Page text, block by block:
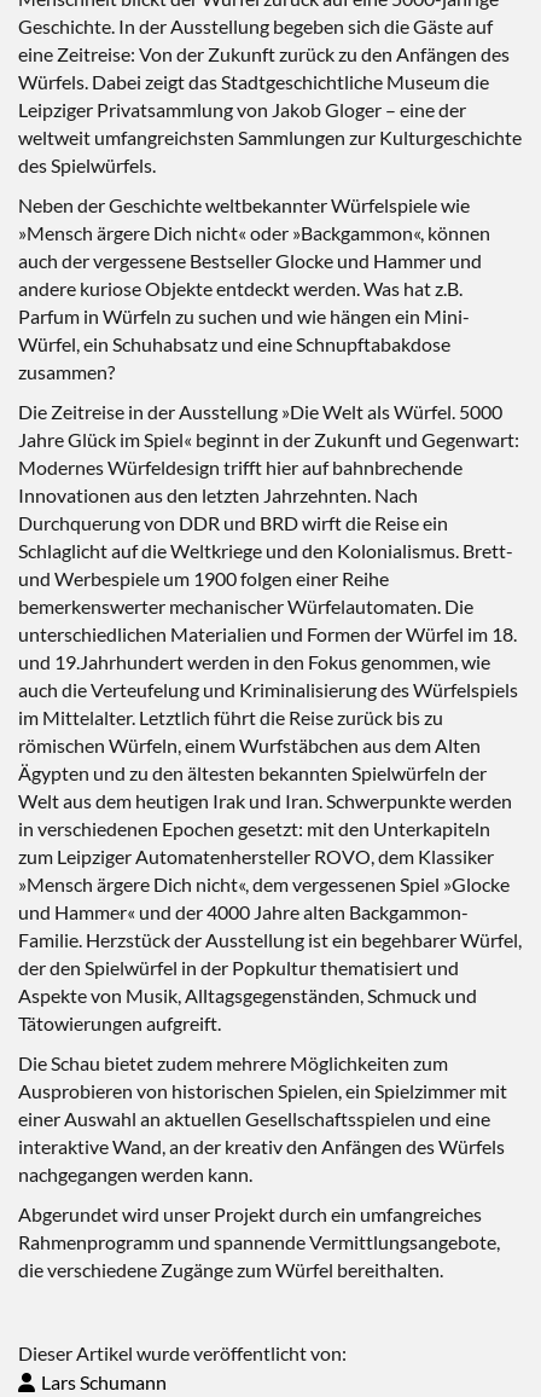
Geschichte. In der Ausstellung begeben sich die Gäste auf
eine Zeitreise: Von der Zukunft zurück zu den Anfängen des
Würfels. Dabei zeigt das Stadtgeschichtliche Museum die
Leipziger Privatsammlung von Jakob Gloger – eine der
weltweit umfangreichsten Sammlungen zur Kulturgeschichte
des Spielwürfels.
Neben der Geschichte weltbekannter Würfelspiele wie
»Mensch ärgere Dich nicht« oder »Backgammon«, können
auch der vergessene Bestseller Glocke und Hammer und
andere kuriose Objekte entdeckt werden. Was hat z.B.
Parfum in Würfeln zu suchen und wie hängen ein Mini-
Würfel, ein Schuhabsatz und eine Schnupftabakdose
zusammen?
Die Zeitreise in der Ausstellung »Die Welt als Würfel. 5000
Jahre Glück im Spiel« beginnt in der Zukunft und Gegenwart:
Modernes Würfeldesign trifft hier auf bahnbrechende
Innovationen aus den letzten Jahrzehnten. Nach
Durchquerung von DDR und BRD wirft die Reise ein
Schlaglicht auf die Weltkriege und den Kolonialismus. Brett-
und Werbespiele um 1900 folgen einer Reihe
bemerkenswerter mechanischer Würfelautomaten. Die
unterschiedlichen Materialien und Formen der Würfel im 18.
und 19.Jahrhundert werden in den Fokus genommen, wie
auch die Verteufelung und Kriminalisierung des Würfelspiels
im Mittelalter. Letztlich führt die Reise zurück bis zu
römischen Würfeln, einem Wurfstäbchen aus dem Alten
Ägypten und zu den ältesten bekannten Spielwürfeln der
Welt aus dem heutigen Irak und Iran. Schwerpunkte werden
in verschiedenen Epochen gesetzt: mit den Unterkapiteln
zum Leipziger Automatenhersteller ROVO, dem Klassiker
»Mensch ärgere Dich nicht«, dem vergessenen Spiel »Glocke
und Hammer« und der 4000 Jahre alten Backgammon-
Familie. Herzstück der Ausstellung ist ein begehbarer Würfel,
der den Spielwürfel in der Popkultur thematisiert und
Aspekte von Musik, Alltagsgegenständen, Schmuck und
Tätowierungen aufgreift.
Die Schau bietet zudem mehrere Möglichkeiten zum
Ausprobieren von historischen Spielen, ein Spielzimmer mit
einer Auswahl an aktuellen Gesellschaftsspielen und eine
interaktive Wand, an der kreativ den Anfängen des Würfels
nachgegangen werden kann.
Abgerundet wird unser Projekt durch ein umfangreiches
Rahmenprogramm und spannende Vermittlungsangebote,
die verschiedene Zugänge zum Würfel bereithalten.
Dieser Artikel wurde veröffentlicht von:
Lars Schumann